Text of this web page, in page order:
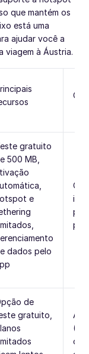
que mantém os
está uma
ajudar você a
viagem à Áustria.
gratuito
500 MB,
e
dados pelo
por
de
gratuito,